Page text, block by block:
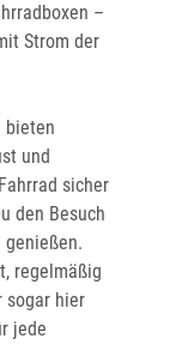
–
Strom der
bieten
und
sicher
den Besuch
regelmäßig
sogar hier
jede